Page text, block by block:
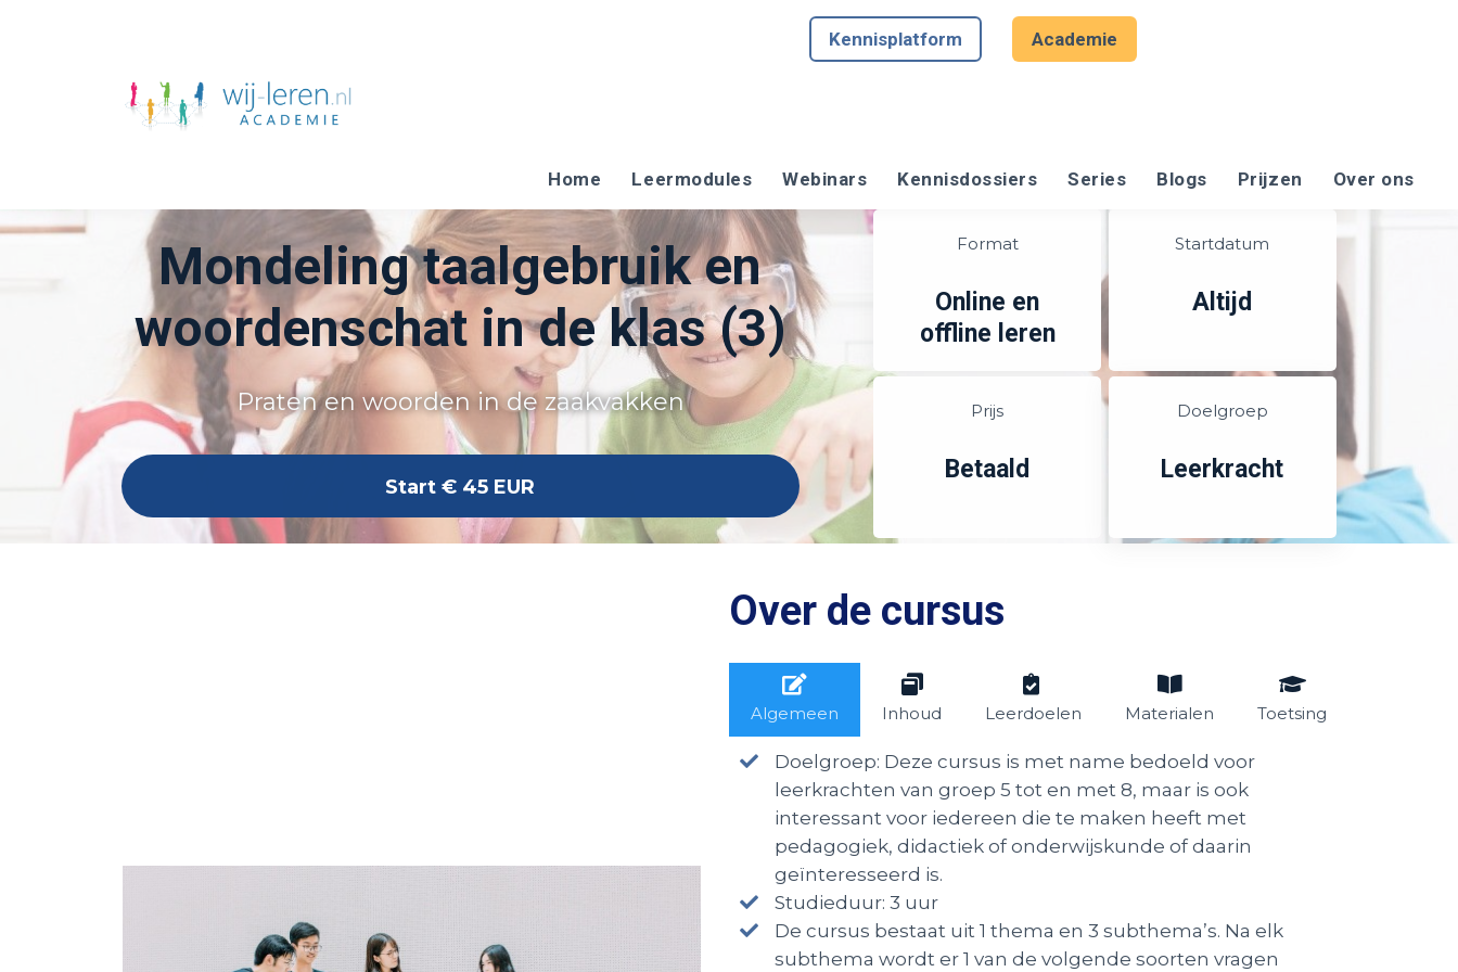
Kennisplatform Academie
Home Leermodules Webinars Kennisdossiers Series Blogs Prijzen Over ons
Mondeling taalgebruik en
woordenschat in de klas (3)
Praten en woorden in de zaakvakken
Start € 45 EUR
Format
Online en
offline leren
Startdatum
Altijd
Prijs
Betaald
Doelgroep
Leerkracht
Over de cursus
Algemeen Inhoud Leerdoelen Materialen Toetsing
Doelgroep: Deze cursus is met name bedoeld voor
leerkrachten van groep 5 tot en met 8, maar is ook
interessant voor iedereen die te maken heeft met
pedagogiek, didactiek of onderwijskunde of daarin
geïnteresseerd is.
Studieduur: 3 uur
De cursus bestaat uit 1 thema en 3 subthema’s. Na elk
subthema wordt er 1 van de volgende soorten vragen